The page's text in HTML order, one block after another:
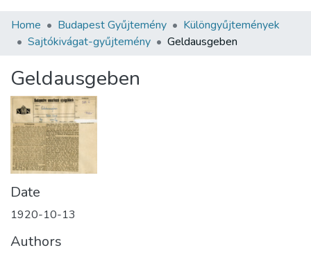
Communities & Collections
Statistics
About us
Home Budapest Gyűjtemény
Különgyűjtemények
Sajtókivágat-gyűjtemény
Geldausgeben
Geldausgeben
Date
1920-10-13
Authors